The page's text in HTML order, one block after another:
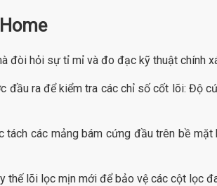
đòi hỏi sự tỉ mỉ và đo đạc kỹ thuật chính
đầu ra để kiểm tra các chỉ số cốt lõi: Độ
các mảng bám cứng đầu trên bề
thế lõi lọc mịn mới để bảo vệ các cột lọc